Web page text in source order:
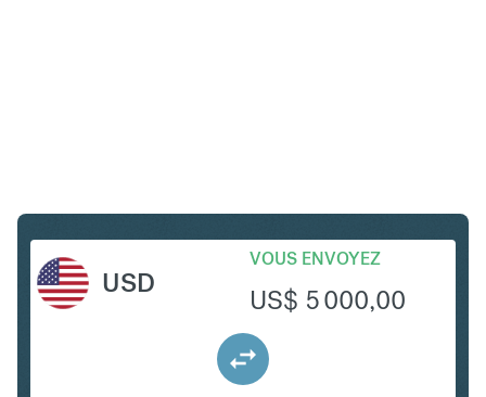
USD
VOUS ENVOYEZ
US$ 5 000,00